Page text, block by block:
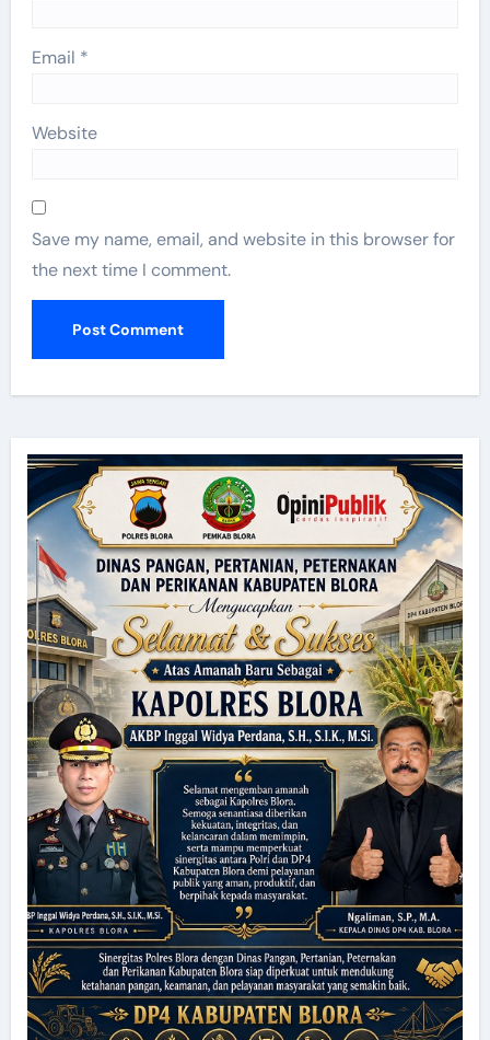
Email *
Website
Save my name, email, and website in this browser for
the next time I comment.